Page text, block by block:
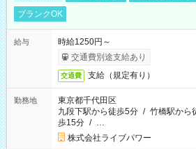
ブランクOK
給与
時給1250円～
交通費別途支給あり
交通費 支給（規定有り）
勤務地
東京都千代田区
九段下駅から徒歩5分 / 竹橋駅から
歩15分 / …
株式会社ライブパワー